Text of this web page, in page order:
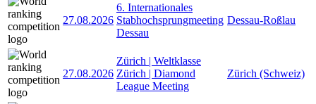
27.08.2026
6. Internationales
Stabhochsprungmeeting
Dessau
Dessau-Roßlau
27.08.2026
Zürich | Weltklasse
Zürich | Diamond
League Meeting
Zürich (Schweiz)